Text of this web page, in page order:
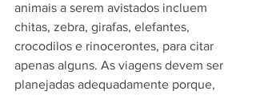
animais a serem avistados incluem
chitas, zebra, girafas, elefantes,
crocodilos e rinocerontes, para citar
apenas alguns. As viagens devem ser
planejadas adequadamente porque,